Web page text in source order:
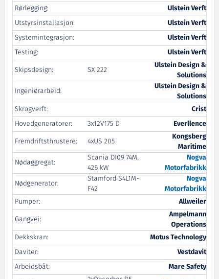
Rørlegging:
Ulstein Verft
Utstyrsinstallasjon:
Ulstein Verft
Systemintegrasjon:
Ulstein Verft
Testing:
Ulstein Verft
Skipsdesign:
SX 222
Ulstein Design &
Solutions
Ingeniørarbeid:
Ulstein Design &
Solutions
Skrogverft:
Crist
Hovedgeneratorer:
3x12V175 D
Everllence
Fremdriftsthrustere:
4xUS 205
Kongsberg
Maritime
Nødaggregat:
Scania DI09 74M,
426 kW
Nogva
Motorfabrikk
Nødgenerator:
Stamford S4L1M-
F42
Nogva
Motorfabrikk
Pumper:
Allweiler
Gangvei:
Ampelmann
Operations
Dekkskran:
Motus Technology
Daviter:
Vestdavit
Arbeidsbåt:
Mare Safety